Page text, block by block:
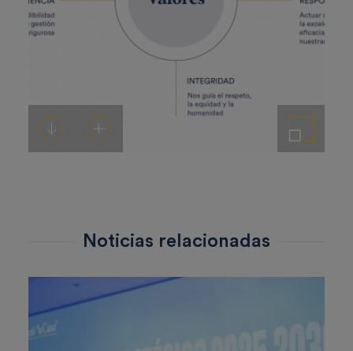
DescargarAñadir al carrito Ampliar imagen
Noticias relacionadas